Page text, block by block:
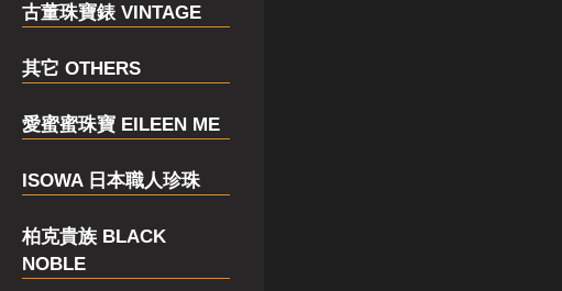
古董珠寶錶 VINTAGE
其它 OTHERS
愛蜜蜜珠寶 EILEEN ME
ISOWA 日本職人珍珠
柏克貴族 BLACK
NOBLE